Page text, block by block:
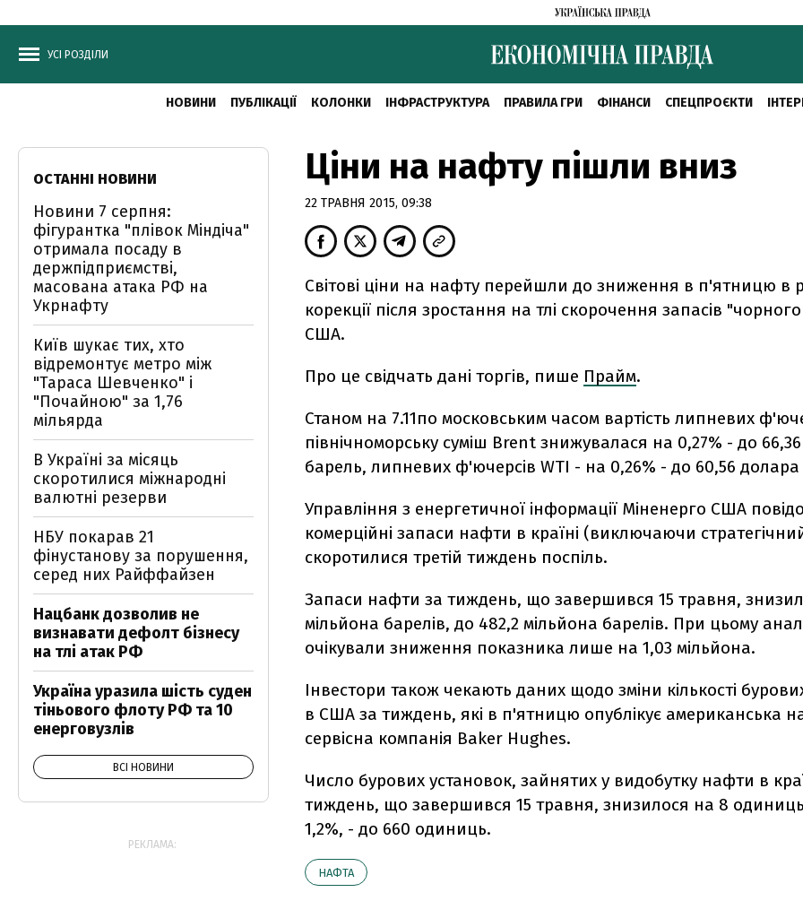
УСІ РОЗДІЛИ
НОВИНИ ПУБЛІКАЦІЇ КОЛОНКИ ІНФРАСТРУКТУРА ПРАВИЛА ГРИ ФІНАНСИ СПЕЦПРОЄКТИ
Ціни на нафту пішли вниз
22 ТРАВНЯ 2015, 09:38
Світові ціни на нафту перейшли до зниження в п'ятницю в
корекції після зростання на тлі скорочення запасів
США.
Про це свідчать дані торгів, пише Прайм.
Станом на 7.11по московським часом вартість липневих
північноморську суміш Brent знижувалася на 0,27% - до
барель, липневих ф'ючерсів WTI - на 0,26% - до 60,56 долара
Управління з енергетичної інформації Міненерго США
комерційні запаси нафти в країні (виключаючи
скоротилися третій тиждень поспіль.
Запаси нафти за тиждень, що завершився 15 травня,
мільйона барелів, до 482,2 мільйона барелів. При цьому
очікували зниження показника лише на 1,03 мільйона.
Інвестори також чекають даних щодо зміни кількості
в США за тиждень, які в п'ятницю опублікує американська
сервісна компанія Baker Hughes.
Число бурових установок, зайнятих у видобутку нафти в
тиждень, що завершився 15 травня, знизилося на 8
1,2%, - до 660 одиниць.
НАФТА
ОСТАННІ НОВИНИ
Новини 7 серпня:
фігурантка "плівок Міндіча"
отримала посаду в
держпідприємстві,
масована атака РФ на
Укрнафту
Київ шукає тих, хто
відремонтує метро між
"Тараса Шевченко" і
"Почайною" за 1,76
мільярда
В Україні за місяць
скоротилися міжнародні
валютні резерви
НБУ покарав 21
фінустанову за порушення,
серед них Райффайзен
Нацбанк дозволив не
визнавати дефолт бізнесу
на тлі атак РФ
Україна уразила шість суден
тіньового флоту РФ та 10
енерговузлів
ВСІ НОВИНИ
РЕКЛАМА: